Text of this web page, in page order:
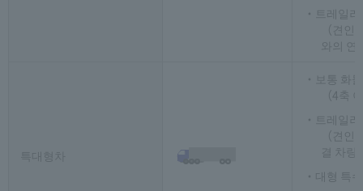
트레일러
（견
와의
보통 화
（4축
트레일러
（견
결 차량
대형 특